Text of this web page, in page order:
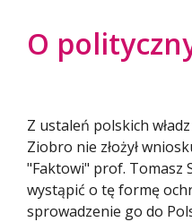
O
Z ustaleń polskich
Ziobro nie złożył
"Faktowi" prof. Tomasz
wystąpić o tę formę
sprowadzenie go do